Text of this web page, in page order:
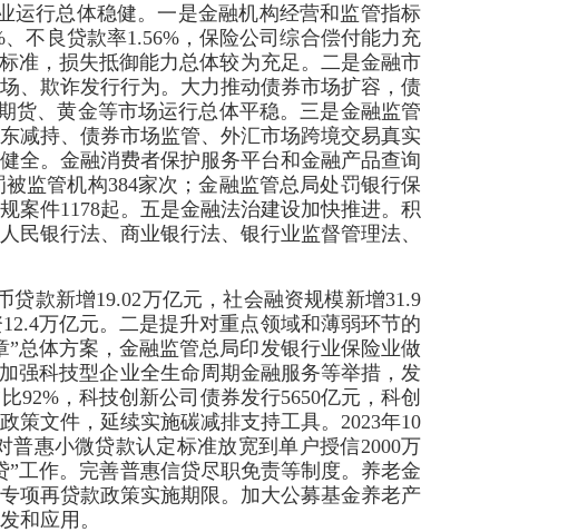
运行总体稳健。一是金融机构经营和监管指标
不良贷款率1.56%，保险公司综合偿付能力充
准，损失抵御能力总体较为充足。二是金融市
、欺诈发行行为。大力推动债券市场扩容，债
货、黄金等市场运行总体平稳。三是金融监管
减持、债券市场监管、外汇市场跨境交易真实
全。金融消费者保护服务平台和金融产品查询
监管机构384家次；金融监管总局处罚银行保
案件1178起。五是金融法治建设加快推进。积
银行法、商业银行法、银行业监督管理法、
贷款新增19.02万亿元，社会融资规模新增31.9
万亿元。二是提升对重点领域和薄弱环节的
总体方案，金融监管总局印发银行业保险业做
强科技型企业全生命周期金融服务等举措，发
92%，科技创新公司债券发行5650亿元，科创
策文件，延续实施碳减排支持工具。2023年10
惠小微贷款认定标准放宽到单户授信2000万
工作。完善普惠信贷尽职免责等制度。养老金
项再贷款政策实施期限。加大公募基金养老产
和应用。